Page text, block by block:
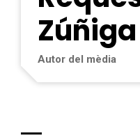
Zúñiga
Autor del mèdia